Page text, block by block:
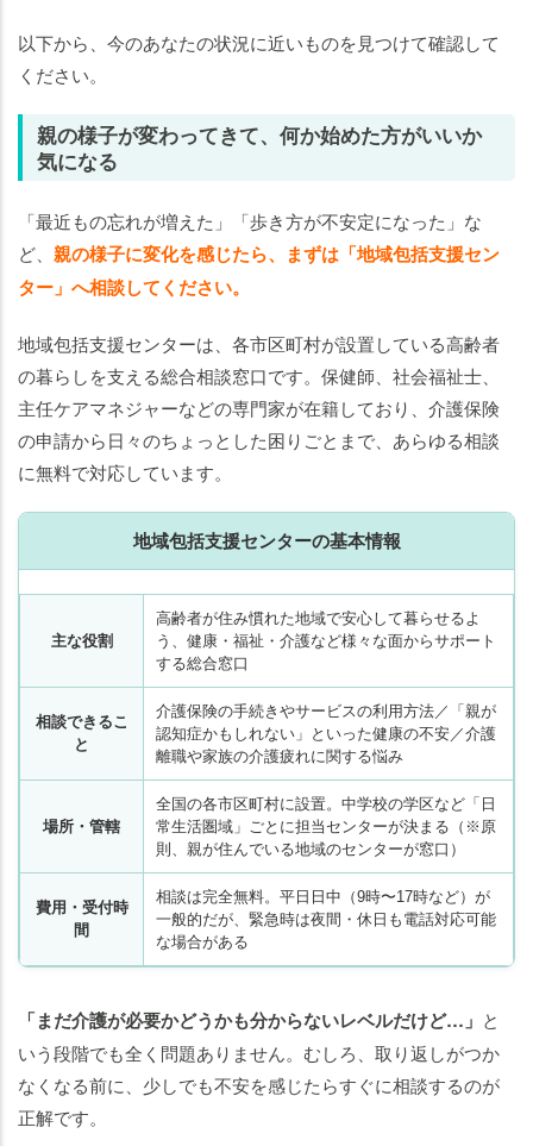
以下から、今のあなたの状況に近いものを見つけて確認して
ください。
親の様子が変わってきて、何か始めた方がいいか
気になる
「最近もの忘れが増えた」「歩き方が不安定になった」な
ど、 親の様子に変化を感じたら、まずは「地域包括支援セン
ター」へ相談してください。
地域包括支援センターは、各市区町村が設置している高齢者
の暮らしを支える総合相談窓口です。保健師、社会福祉士、
主任ケアマネジャーなどの専門家が在籍しており、介護保険
の申請から日々のちょっとした困りごとまで、あらゆる相談
に無料で対応しています。
地域包括支援センターの基本情報
主な役割
高齢者が住み慣れた地域で安心して暮らせるよ
う、健康・福祉・介護など様々な面からサポート
する総合窓口
相談できるこ
と
介護保険の手続きやサービスの利用方法／「親が
認知症かもしれない」といった健康の不安／介護
離職や家族の介護疲れに関する悩み
場所・管轄
全国の各市区町村に設置。中学校の学区など「日
常生活圏域」ごとに担当センターが決まる（※原
則、親が住んでいる地域のセンターが窓口）
費用・受付時
間
相談は完全無料。平日日中（9時〜17時など）が
一般的だが、緊急時は夜間・休日も電話対応可能
な場合がある
「まだ介護が必要かどうかも分からないレベルだけど…」 と
いう段階でも全く問題ありません。むしろ、取り返しがつか
なくなる前に、少しでも不安を感じたらすぐに相談するのが
正解です。